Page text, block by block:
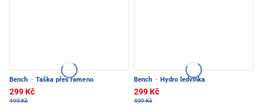
Bench · Taška přes rameno
299 Kč
499 Kč
Bench · Hydro ledvinka
299 Kč
499 Kč